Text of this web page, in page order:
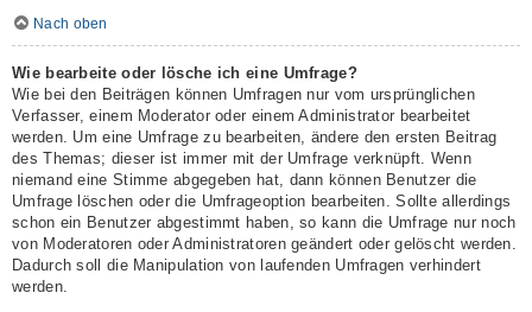
Nach oben
Wie bearbeite oder lösche ich eine Umfrage?
Wie bei den Beiträgen können Umfragen nur vom ursprünglichen
Verfasser, einem Moderator oder einem Administrator bearbeitet
werden. Um eine Umfrage zu bearbeiten, ändere den ersten Beitrag
des Themas; dieser ist immer mit der Umfrage verknüpft. Wenn
niemand eine Stimme abgegeben hat, dann können Benutzer die
Umfrage löschen oder die Umfrageoption bearbeiten. Sollte allerdings
schon ein Benutzer abgestimmt haben, so kann die Umfrage nur noch
von Moderatoren oder Administratoren geändert oder gelöscht werden.
Dadurch soll die Manipulation von laufenden Umfragen verhindert
werden.